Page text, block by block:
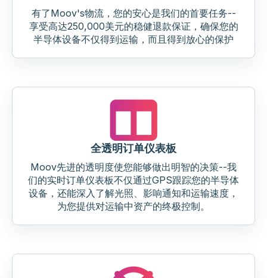
有了Moov's物流，您的安心是我们的首要任务--
享受高达250,000美元的稳健退款保证，确保您的
半导体设备不仅得到运输，而且得到放心的保护
全透明订单仪表板
Moov先进的透明度使您能够做出明智的决策--我
们的实时订单仪表板不仅通过GPS跟踪您的半导体
设备，还能深入了解光照、影响通知和运输速度，
为您提供对运输中资产的终极控制。